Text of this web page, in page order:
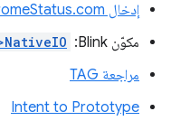
إدخال ChromeStatus.com
مكوّن Blink:
مراجعة TAG
Intent to Prototype